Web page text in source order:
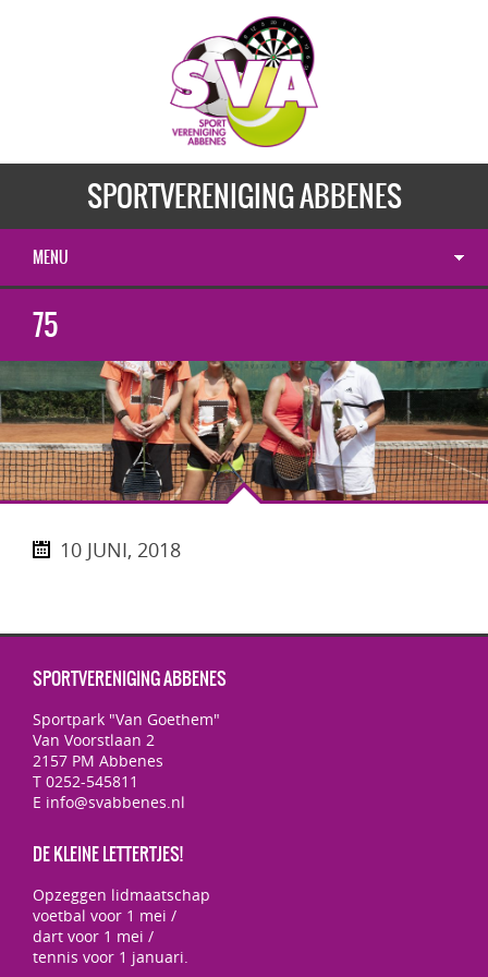
SPORTVERENIGING ABBENES
MENU
75
10 JUNI, 2018
SPORTVERENIGING ABBENES
Sportpark "Van Goethem"
Van Voorstlaan 2
2157 PM Abbenes
T 0252-545811
E info@svabbenes.nl
DE KLEINE LETTERTJES!
Opzeggen lidmaatschap
voetbal voor 1 mei /
dart voor 1 mei /
tennis voor 1 januari.